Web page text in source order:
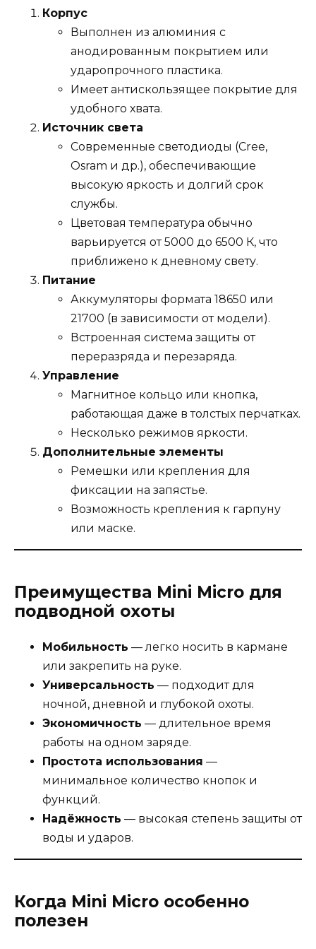
Корпус
Выполнен из алюминия с
анодированным покрытием или
ударопрочного пластика.
Имеет антискользящее покрытие для
удобного хвата.
Источник света
Современные светодиоды (Cree,
Osram и др.), обеспечивающие
высокую яркость и долгий срок
службы.
Цветовая температура обычно
варьируется от 5000 до 6500 К, что
приближено к дневному свету.
Питание
Аккумуляторы формата 18650 или
21700 (в зависимости от модели).
Встроенная система защиты от
переразряда и перезаряда.
Управление
Магнитное кольцо или кнопка,
работающая даже в толстых перчатках.
Несколько режимов яркости.
Дополнительные элементы
Ремешки или крепления для
фиксации на запястье.
Возможность крепления к гарпуну
или маске.
Преимущества Mini Micro для
подводной охоты
Мобильность — легко носить в кармане
или закрепить на руке.
Универсальность — подходит для
ночной, дневной и глубокой охоты.
Экономичность — длительное время
работы на одном заряде.
Простота использования —
минимальное количество кнопок и
функций.
Надёжность — высокая степень защиты от
воды и ударов.
Когда Mini Micro особенно
полезен